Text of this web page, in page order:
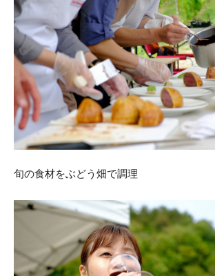
旬の食材をぶどう畑で調理